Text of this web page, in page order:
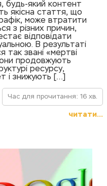
будь-який контент
якісна стаття, що
може втратити
з різних причин,
відповідати
В результаті
так звані «мертві
продовжують
ресурсу,
і знижують […]
Час для прочитання: 16 хв.
читати...